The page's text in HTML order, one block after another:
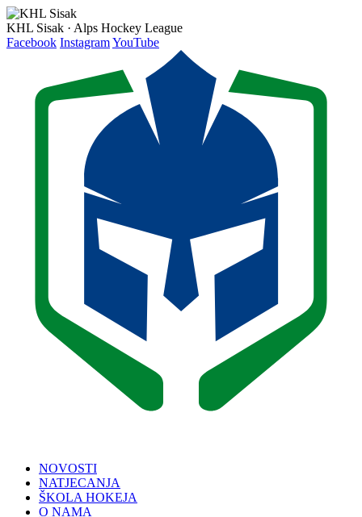
KHL Sisak · Alps Hockey League
Facebook InstagramYouTube
NOVOSTI
NATJECANJA
ŠKOLA HOKEJA
O NAMA